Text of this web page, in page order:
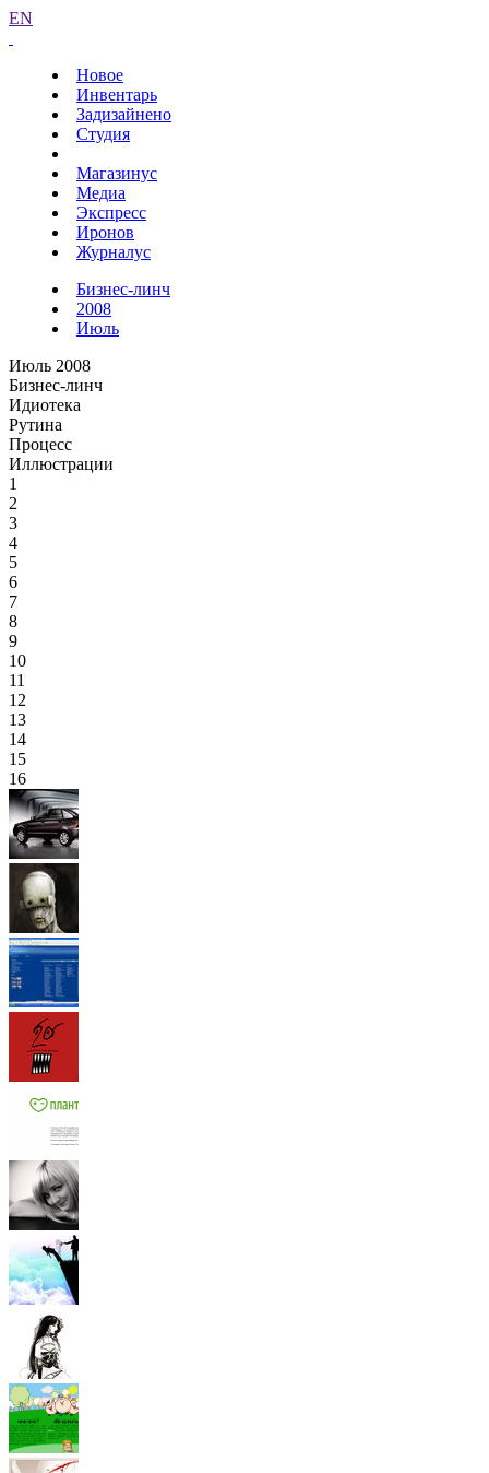
EN
Новое
Инвентарь
Задизайнено
Студия
Магазинус
Медиа
Экспресс
Иронов
Журналус
Бизнес-линч
2008
Июль
Июль 2008
Бизнес-линч
Идиотека
Рутина
Процесс
Иллюстрации
1
2
3
4
5
6
7
8
9
10
11
12
13
14
15
16